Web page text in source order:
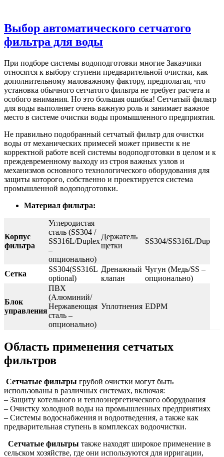
Выбор автоматического сетчатого
фильтра для воды
При подборе системы водоподготовки многие Заказчики
относятся к выбору ступени предварительной очистки, как
дополнительному маловажному фактору, предполагая, что
установка обычного сетчатого фильтра не требует расчета и
особого внимания. Но это большая ошибка! Сетчатый фильтр
для воды выполняет очень важную роль и занимает важное
место в системе очистки воды промышленного предприятия.
Не правильно подобранный сетчатый фильтр для очистки
воды от механических примесей может привести к не
корректной работе всей системы водоподготовки в целом и к
преждевременному выходу из строя важных узлов и
механизмов основного технологического оборудования для
защиты которого, собственно и проектируется система
промышленной водоподготовки.
Материал фильтра:
Корпус
фильтра
Углеродистая
сталь (SS304 /
SS316L/Duplex
–
опционально)
Держатель
щетки
SS304/SS316L/Duplex
Сетка
SS304(SS316L
optional)
Дренажный
клапан
Чугун (Медь/SS –
опционально)
Блок
управления
ПВХ
(Алюминий/
Нержавеющая
сталь –
опционально)
Уплотнения EDPM
Область применения сетчатых
фильтров
Сетчатые фильтры грубой очистки могут быть
использованы в различных системах, включая:
– Защиту котельного и теплоэнергетического оборудоания
– Очистку холодной воды на промышленных предприятиях
– Системы водоснабжения и водоотведения, а также как
предварительная ступень в комплексах водоочистки.
Сетчатые фильтры также находят широкое применение в
сельском хозяйстве, где они используются для ирригации,